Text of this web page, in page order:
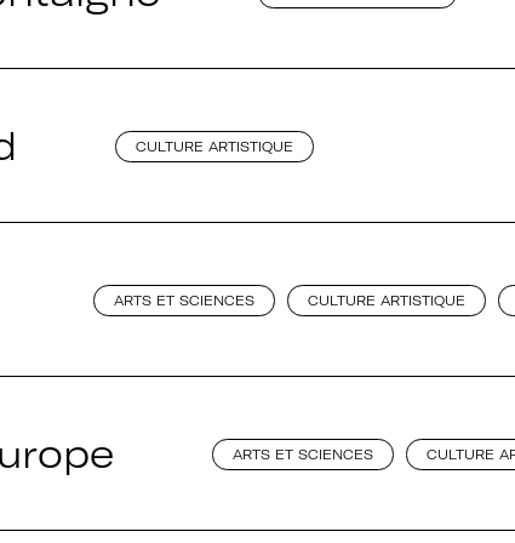
CULTURE ARTISTIQUE
ARTS ET SCIENCES CULTURE ARTISTIQUE
ARTS ET SCIENCES CULTURE